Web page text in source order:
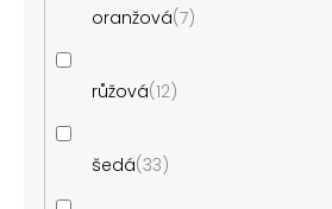
oranžová 7
růžová 12
šedá 33